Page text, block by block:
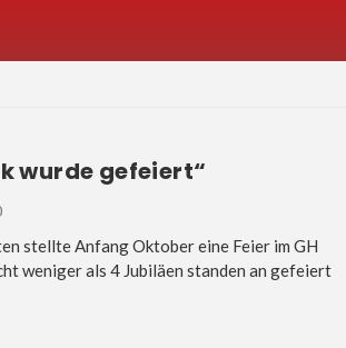
wurde gefeiert“
stellte Anfang Oktober eine Feier im GH
weniger als 4 Jubiläen standen an gefeiert